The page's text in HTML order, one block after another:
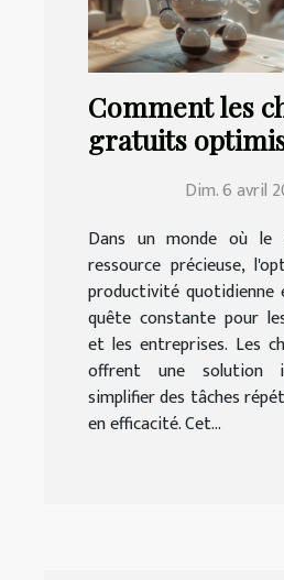
Comment les
gratuits
quotidienne ?
Dim. 6 avril
Dans un monde où
ressource précieuse,
productivité quotidienne
quête constante pour
et les entreprises. Les
offrent une solution
simplifier des tâches
en efficacité. Cet...